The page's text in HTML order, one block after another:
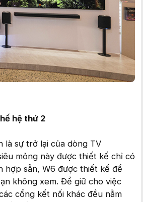
hệ thứ 2
là sự trở lại của dòng TV
mỏng này được thiết kế chỉ có
hợp sẵn, W6 được thiết kế để
không xem. Để giữ cho việc
cổng kết nối khác đều nằm